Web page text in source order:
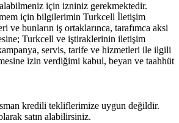
için izniniz gerekmektedir.
için bilgilerimin Turkcell İletişim
ve bunların iş ortaklarınca, tarafımca aksi
Turkcell ve iştiraklerinin iletişim
servis, tarife ve hizmetleri ile ilgili
izin verdiğimi kabul, beyan ve taahhüt
kredili tekliflerimize uygun değildir.
satın alabilirsiniz.